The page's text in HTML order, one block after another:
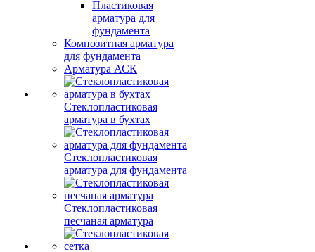
Пластиковая
арматура для
фундамента
Композитная арматура
для фундамента
Арматура АСК
Стеклопластиковая
арматура в бухтах
Стеклопластиковая
арматура для фундамента
Стеклопластиковая
песчаная арматура